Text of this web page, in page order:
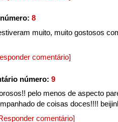
8
muito, muito gostosos
comentário]
número: 9
pelo menos de aspecto
de coisas doces!!!!
comentário]